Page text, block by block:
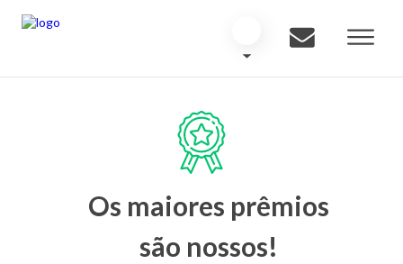
Os maiores prêmios
são nossos!